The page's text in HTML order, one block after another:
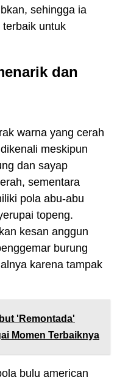
sehingga ia
untuk
dan
warna yang cerah
meskipun
dan sayap
sementara
pola abu-abu
topeng.
kesan anggun
burung
karena tampak
'Remontada'
Momen Terbaiknya
bulu american